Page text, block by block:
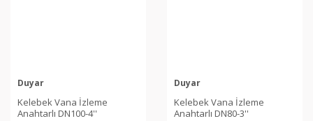
Duyar
Kelebek Vana İzleme
Anahtarlı DN100-4''
Duyar
Kelebek Vana İzleme
Anahtarlı DN80-3''